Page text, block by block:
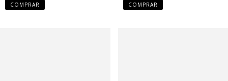
COMPRAR COMPRAR